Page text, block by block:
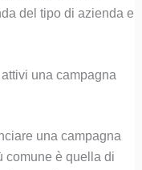
del tipo di azienda e
una campagna
una campagna
comune è quella di